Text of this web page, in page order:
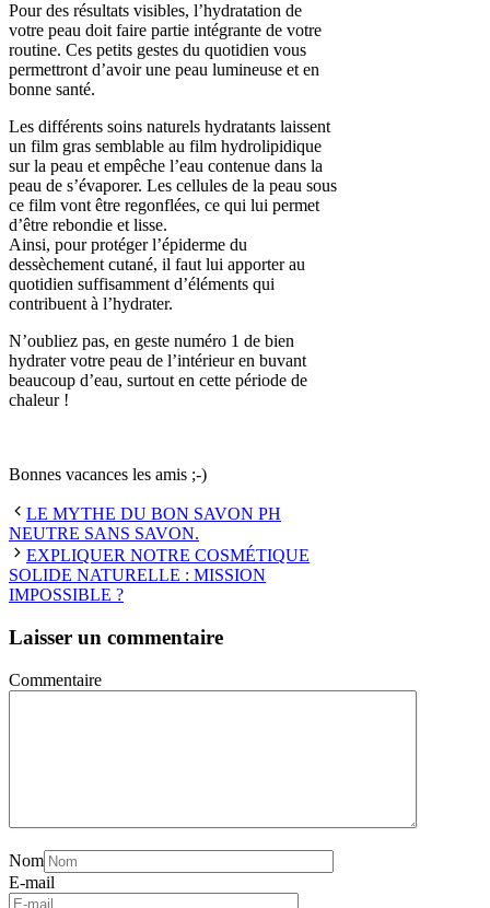
Pour des résultats visibles, l’hydratation de
votre peau doit faire partie intégrante de votre
routine. Ces petits gestes du quotidien vous
permettront d’avoir une peau lumineuse et en
bonne santé.
Les différents soins naturels hydratants laissent
un film gras semblable au film hydrolipidique
sur la peau et empêche l’eau contenue dans la
peau de s’évaporer. Les cellules de la peau sous
ce film vont être regonflées, ce qui lui permet
d’être rebondie et lisse.
Ainsi, pour protéger l’épiderme du
dessèchement cutané, il faut lui apporter au
quotidien suffisamment d’éléments qui
contribuent à l’hydrater.
N’oubliez pas, en geste numéro 1 de bien
hydrater votre peau de l’intérieur en buvant
beaucoup d’eau, surtout en cette période de
chaleur !
Bonnes vacances les amis ;-)
LE MYTHE DU BON SAVON PH
NEUTRE SANS SAVON.
EXPLIQUER NOTRE COSMÉTIQUE
SOLIDE NATURELLE : MISSION
IMPOSSIBLE ?
Laisser un commentaire
Commentaire
Nom
E-mail